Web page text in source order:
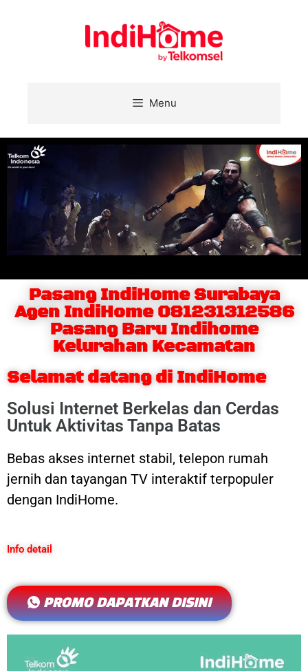
Menu
Pasang IndiHome Surabaya
Agen IndiHome 081231312586
Pasang Baru Indihome
Kelurahan Kecamatan
Selamat datang di IndiHome
Solusi Internet Berkelas dan Cerdas
Untuk Aktivitas Tanpa Batas
Bebas akses internet stabil, telepon rumah
jernih dan tayangan TV interaktif terpopuler
dengan IndiHome.
Info detail
PROMO DAPATKAN DISINI